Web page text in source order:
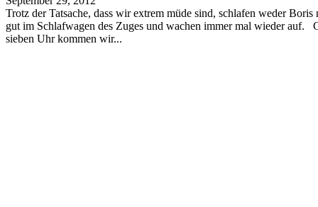
Trotz der Tatsache, dass wir extrem müde sind, schlafen weder Boris
gut im Schlafwagen des Zuges und wachen immer mal wieder auf.
sieben Uhr kommen wir...